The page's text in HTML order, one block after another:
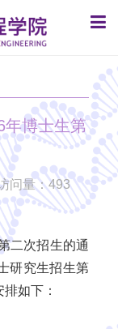
年博士生第
问量：493
二次招生的通
研究生招生第
如下：